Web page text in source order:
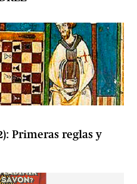
Primeras reglas y